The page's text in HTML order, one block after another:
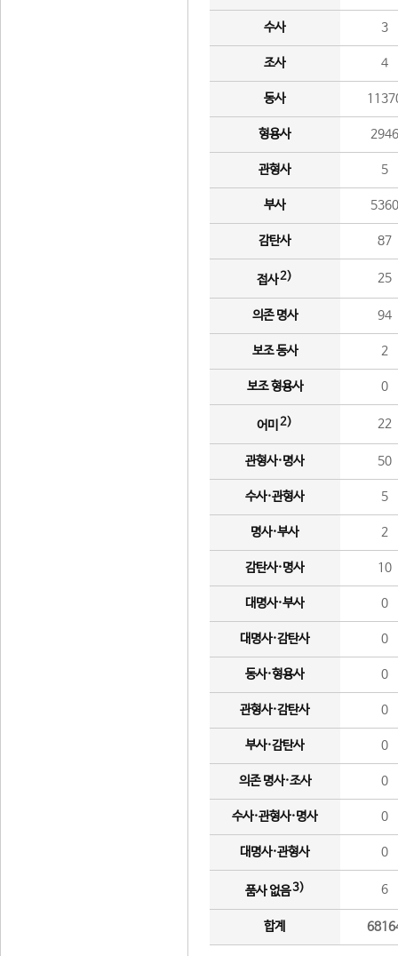
수사 3
조사 4
동사
형용사 2946
관형사 5
부사 5360
감탄사 87
접사2) 25
의존 명사 94
보조 동사 2
보조 형용사 0
어미 2) 22
관형사·명사 50
수사·관형사 5
명사·부사 2
감탄사·명사 10
대명사·부사 0
대명사·감탄사 0
동사·형용사 0
관형사·감탄사 0
부사·감탄사 0
의존 명사·조사 0
수사·관형사·명사 0
대명사·관형사 0
품사 없음3) 6
합계